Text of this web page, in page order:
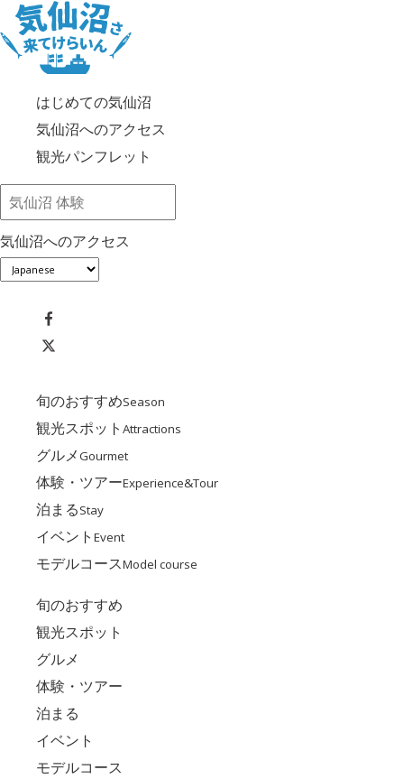
はじめての気仙沼
気仙沼へのアクセス
観光パンフレット
気仙沼へのアクセス
旬のおすすめSeason
観光スポット Attractions
グルメGourmet
体験・ツアーExperience&Tour
泊まるStay
イベント Event
モデルコースModel course
旬のおすすめ
観光スポット
グルメ
体験・ツアー
泊まる
イベント
モデルコース